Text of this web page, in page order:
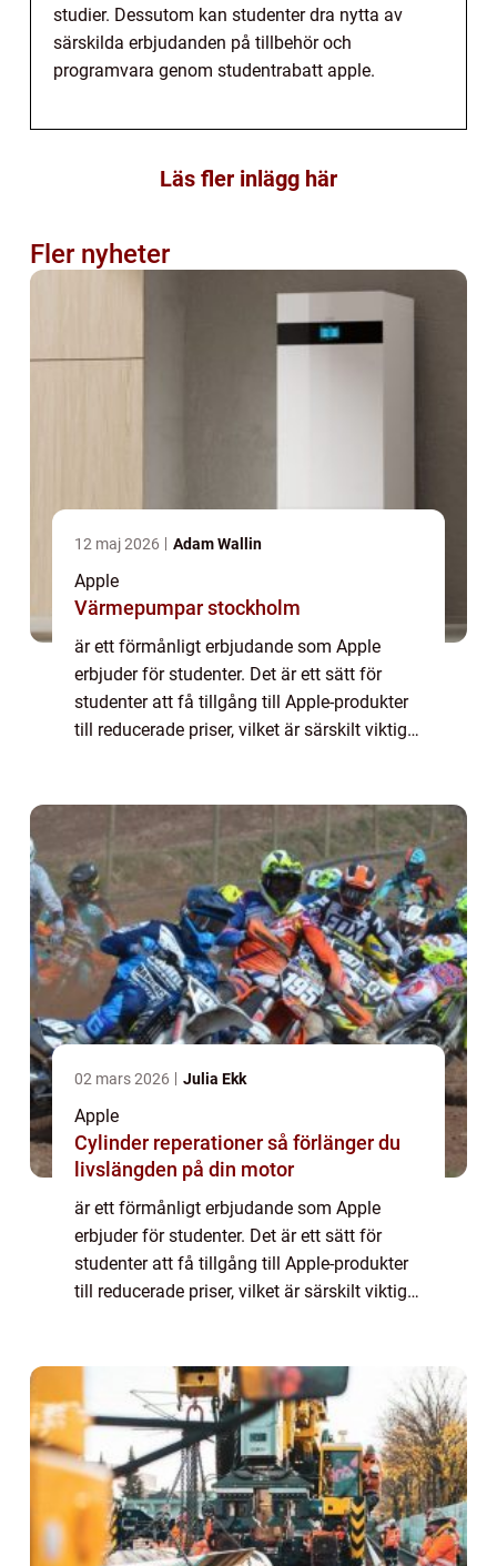
studier. Dessutom kan studenter dra nytta av
särskilda erbjudanden på tillbehör och
programvara genom studentrabatt apple.
Läs fler inlägg här
Fler nyheter
12 maj 2026 Adam Wallin
Apple
Värmepumpar stockholm
är ett förmånligt erbjudande som Apple
erbjuder för studenter. Det är ett sätt för
studenter att få tillgång till Apple-produkter
till reducerade priser, vilket är särskilt viktigt
02 mars 2026 Julia Ekk
Apple
Cylinder reperationer så förlänger du
livslängden på din motor
är ett förmånligt erbjudande som Apple
erbjuder för studenter. Det är ett sätt för
studenter att få tillgång till Apple-produkter
till reducerade priser, vilket är särskilt viktigt